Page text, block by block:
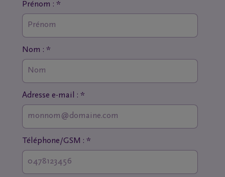
Prénom : *
Nom : *
Adresse e-mail : *
Téléphone/GSM : *